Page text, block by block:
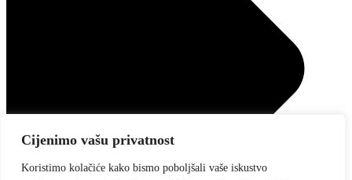
Cijenimo vašu privatnost
Koristimo kolačiće kako bismo poboljšali vaše iskustvo